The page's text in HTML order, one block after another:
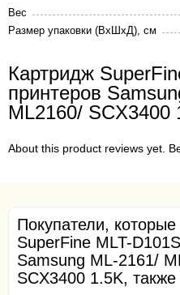
Вес
Размер упаковки (ВхШхД), см
Картридж
принтеров
ML2160/ SCX3400
About this product reviews yet.
Покупатели,
SuperFine MLT-
Samsung ML-2161/
SCX3400 1.5K, также